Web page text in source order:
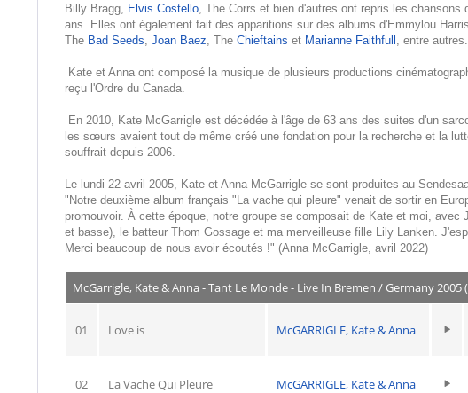
Billy Bragg, Elvis Costello, The Corrs et bien d'autres ont repris les
ans. Elles ont également fait des apparitions sur des albums d'Emmylou
The Bad Seeds, Joan Baez, The Chieftains et Marianne Faithfull , entre autres.
Kate et Anna ont composé la musique de plusieurs productions
reçu l'Ordre du Canada.
En 2010, Kate McGarrigle est décédée à l'âge de 63 ans des suites d'un
les sœurs avaient tout de même créé une fondation pour la recherche et la
souffrait depuis 2006.
Le lundi 22 avril 2005, Kate et Anna McGarrigle se sont produites au
"Notre deuxième album français "La vache qui pleure" venait de sortir en
promouvoir. À cette époque, notre groupe se composait de Kate et moi,
et basse), le batteur Thom Gossage et ma merveilleuse fille Lily Lanken.
Merci beaucoup de nous avoir écoutés !" (Anna McGarrigle, avril 2022)
McGarrigle, Kate & Anna - Tant Le Monde - Live In Bremen / Germany 2005
01 Love is McGARRIGLE, Kate & Anna
02 La Vache Qui Pleure McGARRIGLE, Kate & Anna